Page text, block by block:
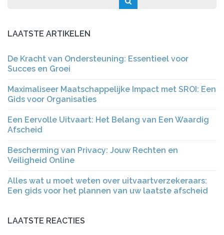
LAATSTE ARTIKELEN
De Kracht van Ondersteuning: Essentieel voor
Succes en Groei
Maximaliseer Maatschappelijke Impact met SROI: Een
Gids voor Organisaties
Een Eervolle Uitvaart: Het Belang van Een Waardig
Afscheid
Bescherming van Privacy: Jouw Rechten en
Veiligheid Online
Alles wat u moet weten over uitvaartverzekeraars:
Een gids voor het plannen van uw laatste afscheid
LAATSTE REACTIES